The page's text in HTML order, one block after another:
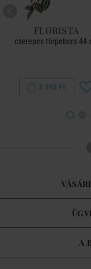
FLORISTA
cserepes törpebors 44
3 490 Ft
A